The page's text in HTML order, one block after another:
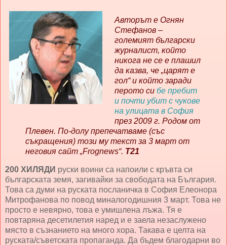
Авторът е Огнян
Стефанов –
големият български
журналист, който
никога не се е плашил
да казва, че „царят е
гол“ и който заради
перото си бе пребит
и почти убит с чукове
на улицата в София
през 2009 г. Родом от
Плевен. По-долу препечатваме (със
съкращения) този му текст за 3 март от
неговия сайт „Frognews“. Т21
200 ХИЛЯДИ руски воини са напоили с кръвта си
българската земя, загивайки за свободата на България.
Това са думи на руската посланичка в София Елеонора
Митрофанова по повод миналогодишния 3 март. Това не
просто е невярно, това е умишлена лъжа. Тя е
повтаряна десетилетия наред и е заела незаслужено
място в съзнанието на много хора. Такава е целта на
руската/съветската пропаганда. Да бъдем благодарни во